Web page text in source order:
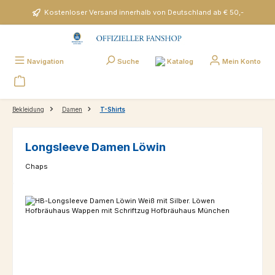
Zum Hauptinhalt springenKostenloser Versand innerhalb von Deutschland ab € 50,-
Navigation Suche Katalog Mein Konto
Bekleidung Damen T-Shirts
Longsleeve Damen Löwin
Chaps
Bildergalerie überspringen